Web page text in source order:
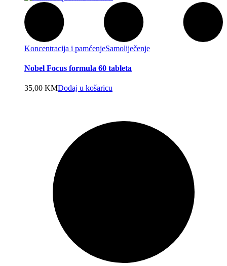
Koncentracija i pamćenjeSamoliječenje
Nobel Focus formula 60 tableta
35,00 KMDodaj u košaricu